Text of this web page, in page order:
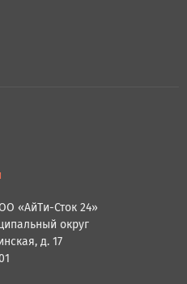
«АйТи-Сток 24»
округ
д. 17